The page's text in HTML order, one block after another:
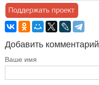
Добавить комментарий
Ваше имя